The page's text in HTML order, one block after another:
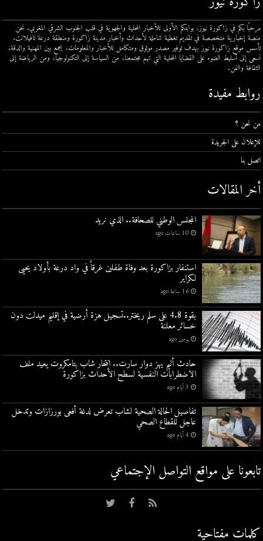
مرحبًا بكم في زاكورة نيوز، بوابتكم الأولى للأخبار المحلية والجهوية في قلب الجنوب الشرقي المغربي. نحن
منصة إخبارية متخصصة في تقديم تغطية شاملة لأحداث وأخبار مدينة زاكورة ومنطقة درعة تافيلالت.
تأسس موقع زاكورة نيوز بهدف توفير مصدر موثوق ومتكامل للأخبار والمعلومات، يجمع بين المهنية والدقة.
نسعى إلى تسليط الضوء على القضايا المحلية التي تهم مجتمعنا، من السياسة إلى التكنولوجيا، ومن الرياضة إلى
الثقافة والفن.
روابط مفيدة
من نحن ؟
للإعلان على الجريدة
اتصل بنا
أخر المقالات
المجلس الوطني للصحافة.. الذي نريد
10 ساعات ago
استنفار بزاكورة بعد وفاة طفلين غرقاً في واد درعة بأولاد يحيى
لكراير
16 ساعة ago
بقوة 4.8 على سلم ريختر..تسجيل هزة أرضية في إقليم ميدلت دون
خسائر معلنة
يومين ago
حادث أليم يهز دوار سارت.. انتحار شاب بتامكروت يعيد ملف
الاضطرابات النفسية لسطح الأحداث بزاكورة
3 أيام ago
تفاصيل الحالة الصحية لشاب تعرض لدغة أفعى بورزازات وتدخل
عاجل للقطاع الصحي
4 أيام ago
تابعونا على مواقع التواصل اﻹجتماعي
كلمات مفتاحية